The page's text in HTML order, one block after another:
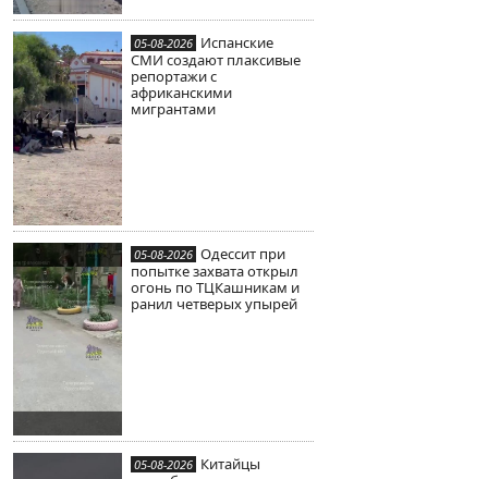
05-08-2026 Испанские
СМИ создают плаксивые
репортажи с
африканскими
мигрантами
05-08-2026 Одессит при
попытке захвата открыл
огонь по ТЦКашникам и
ранил четверых упырей
05-08-2026 Китайцы